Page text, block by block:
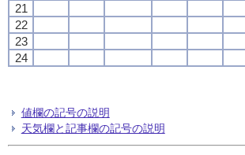
21
22
23
24
値欄の記号の説明
天気欄と記事欄の記号の説明